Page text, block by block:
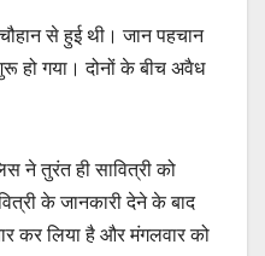
से हुई थी। जान पहचान
हो गया। दोनों के बीच अवैध
ने तुरंत ही सावित्री को
के जानकारी देने के बाद
कर लिया है और मंगलवार को